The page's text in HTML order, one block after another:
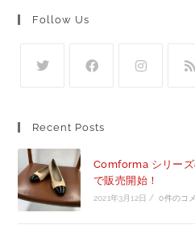
Follow Us
Recent Posts
Comforma シリー
で販売開始！
2021年3月12日 / 0件のコ